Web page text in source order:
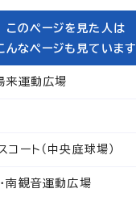
このページを見た人は
んなページも見ています
来運動広場
ート（中央庭球場）
南観音運動広場